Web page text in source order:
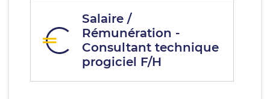
Salaire /
Rémunération -
Consultant technique
progiciel F/H